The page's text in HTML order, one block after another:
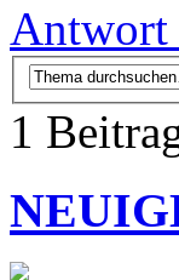
Antwort
1